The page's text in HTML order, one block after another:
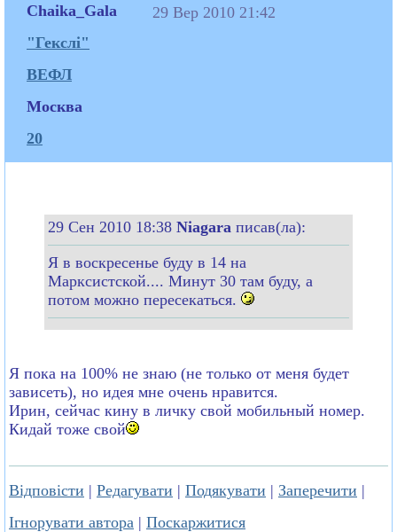
Chaika_Gala
"Гекслі"
ВЕФЛ
Москва
20
29 Вер 2010 21:42
29 Сен 2010 18:38 Niagara писав(ла):
Я в воскресенье буду в 14 на
Марксистской.... Минут 30 там буду, а
потом можно пересекаться.
Я пока на 100% не знаю (не только от меня будет
зависеть), но идея мне очень нравится.
Ирин, сейчас кину в личку свой мобильный номер.
Кидай тоже свой
Відповісти | Редагувати | Подякувати | Заперечити |
Ігнорувати автора | Поскаржитися